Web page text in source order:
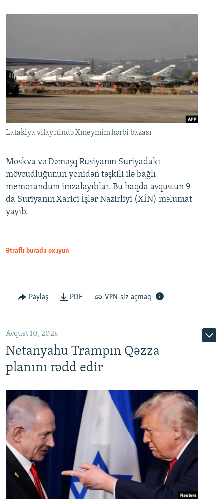
Latakiya vilayətində Xmeymim hərbi bazası
Moskva və Dəməşq Rusiyanın Suriyadakı
mövcudluğunun yenidən təşkili ilə bağlı
memorandum imzalayıblar. Bu haqda avqustun 9-
da Suriyanın Xarici İşlər Nazirliyi (XİN) məlumat
yayıb.
Ətraflı burada oxuyun
Paylaş PDF VPN-siz açmaq
Avqust 10, 2026
Netanyahu Trampın Qəzza
planını rədd edir